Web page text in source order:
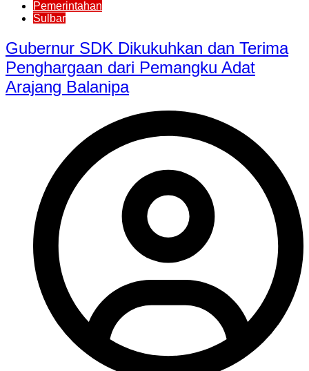
Pemerintahan
Sulbar
Gubernur SDK Dikukuhkan dan Terima
Penghargaan dari Pemangku Adat
Arajang Balanipa